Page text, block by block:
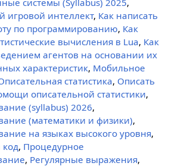
игровой интеллект, Как написать
по программированию, Как
вычисления в Lua, Как
агентов на основании их
характеристик, Мобильное
статистика, Описать
описательной статистики,
(syllabus) 2026,
(математики и физики),
на языках высокого уровня,
, Процедурное
, Регулярные выражения,